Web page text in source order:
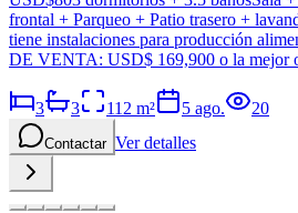
frontal + Parqueo + Patio trasero +
tiene instalaciones para producción
DE VENTA: USD$ 169,900 o la mejor
3 3 112 m² 5 ago. 20
Contactar Ver detalles